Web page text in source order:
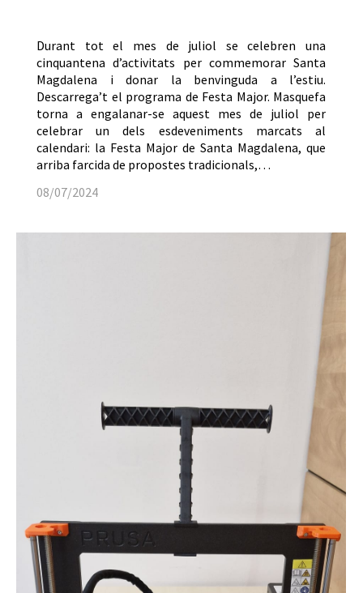
Durant tot el mes de juliol se celebren una
cinquantena d’activitats per commemorar Santa
Magdalena i donar la benvinguda a l’estiu.
Descarrega’t el programa de Festa Major. Masquefa
torna a engalanar-se aquest mes de juliol per
celebrar un dels esdeveniments marcats al
calendari: la Festa Major de Santa Magdalena, que
arriba farcida de propostes tradicionals,…
08/07/2024